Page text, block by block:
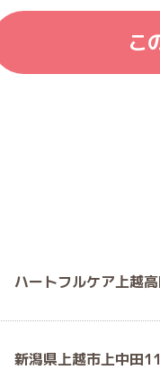
こ
ハートフルケア上越
新潟県上越市上中田